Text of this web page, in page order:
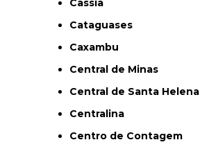
Cassia
Cataguases
Caxambu
Central de Minas
Central de Santa Helena
Centralina
Centro de Contagem